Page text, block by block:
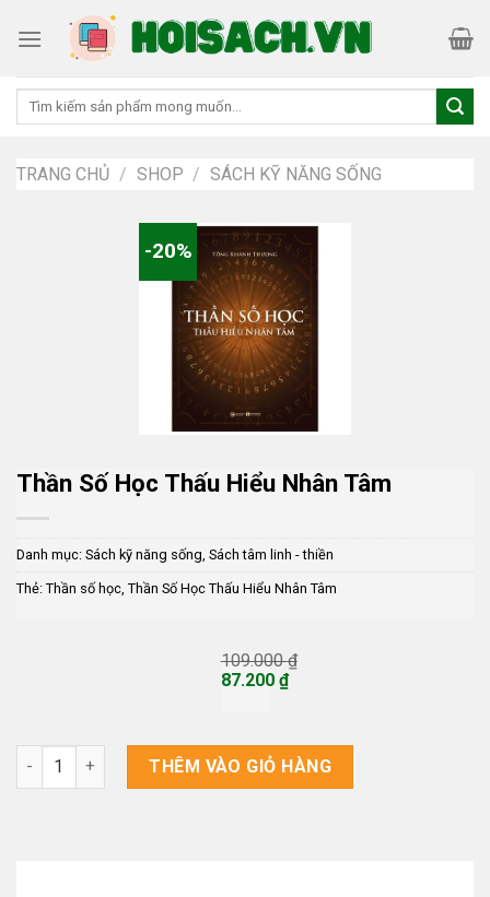
Tìm
TRANG CHỦ / SHOP / SÁCH KỸ NĂNG SỐNG
-20%
Thần Số Học Thấu Hiểu Nhân Tâm
Danh mục: Sách kỹ năng sống, Sách tâm linh - thiền
Thẻ: Thần số học, Thần Số Học Thấu Hiểu Nhân Tâm
109.000₫
Giá
87.200 ₫
là:
87.200 ₫.
Thần Số Học Thấu Hiểu Nhân Tâm số lượng
THÊM VÀO GIỎ HÀNG